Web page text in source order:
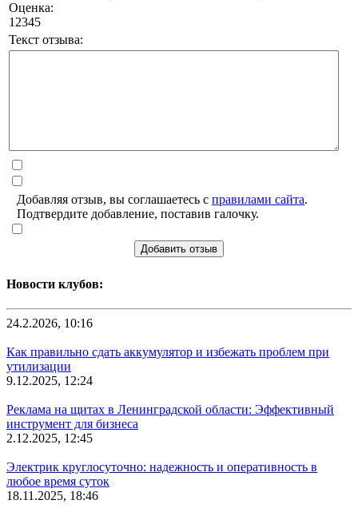
Оценка:
1 2345
Текст отзыва:
Добавляя отзыв, вы соглашаетесь с правилами сайта.
Подтвердите добавление, поставив галочку.
Добавить отзыв
Новости клубов:
24.2.2026, 10:16
Как правильно сдать аккумулятор и избежать проблем при
утилизации
9.12.2025, 12:24
Реклама на щитах в Ленинградской области: Эффективный
инструмент для бизнеса
2.12.2025, 12:45
Электрик круглосуточно: надежность и оперативность в
любое время суток
18.11.2025, 18:46